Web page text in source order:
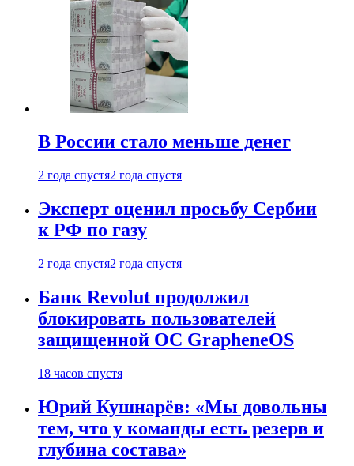
В России стало меньше денег
2 года спустя2 года спустя
Эксперт оценил просьбу Сербии
к РФ по газу
2 года спустя2 года спустя
Банк Revolut продолжил
блокировать пользователей
защищенной ОС GrapheneOS
18 часов спустя
Юрий Кушнарёв: «Мы довольны
тем, что у команды есть резерв и
глубина состава»